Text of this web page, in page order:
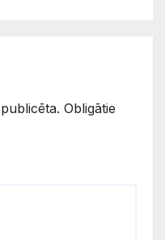
Obligātie